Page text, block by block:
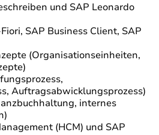
und SAP Leonardo
SAP Business Client, SAP
(Organisationseinheiten,
Auftragsabwicklungsprozess)
internes
(HCM) und SAP